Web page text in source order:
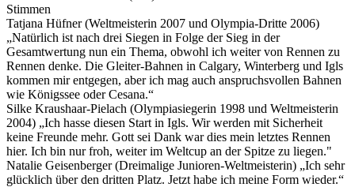
Stimmen
Tatjana Hüfner (Weltmeisterin 2007 und Olympia-Dritte 2006)
„Natürlich ist nach drei Siegen in Folge der Sieg in der
Gesamtwertung nun ein Thema, obwohl ich weiter von Rennen zu
Rennen denke. Die Gleiter-Bahnen in Calgary, Winterberg und Igls
kommen mir entgegen, aber ich mag auch anspruchsvollen Bahnen
wie Königssee oder Cesana.“
Silke Kraushaar-Pielach (Olympiasiegerin 1998 und Weltmeisterin
2004) „Ich hasse diesen Start in Igls. Wir werden mit Sicherheit
keine Freunde mehr. Gott sei Dank war dies mein letztes Rennen
hier. Ich bin nur froh, weiter im Weltcup an der Spitze zu liegen."
Natalie Geisenberger (Dreimalige Junioren-Weltmeisterin) „Ich sehr
glücklich über den dritten Platz. Jetzt habe ich meine Form wieder.“